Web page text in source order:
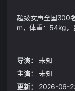
超级女声全国300
m，体重：54kg，
导演：
未知
主演：
未知
更新：
2026-06-